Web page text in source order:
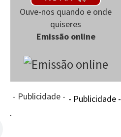
Ouve-nos quando e onde
quiseres
Emissão online
- Publicidade - - Publicidade -